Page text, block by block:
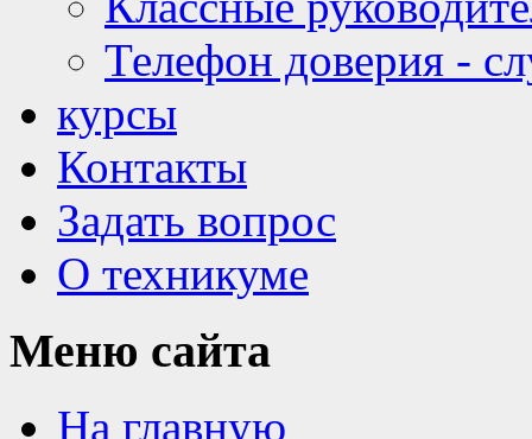
Телефон доверия -
курсы
Контакты
Задать вопрос
О техникуме
Меню сайта
На главную